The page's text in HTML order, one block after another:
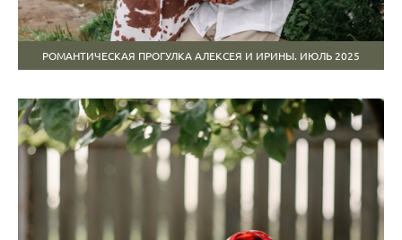
РОМАНТИЧЕСКАЯ ПРОГУЛКА АЛЕКСЕЯ И ИРИНЫ. ИЮЛЬ 2025